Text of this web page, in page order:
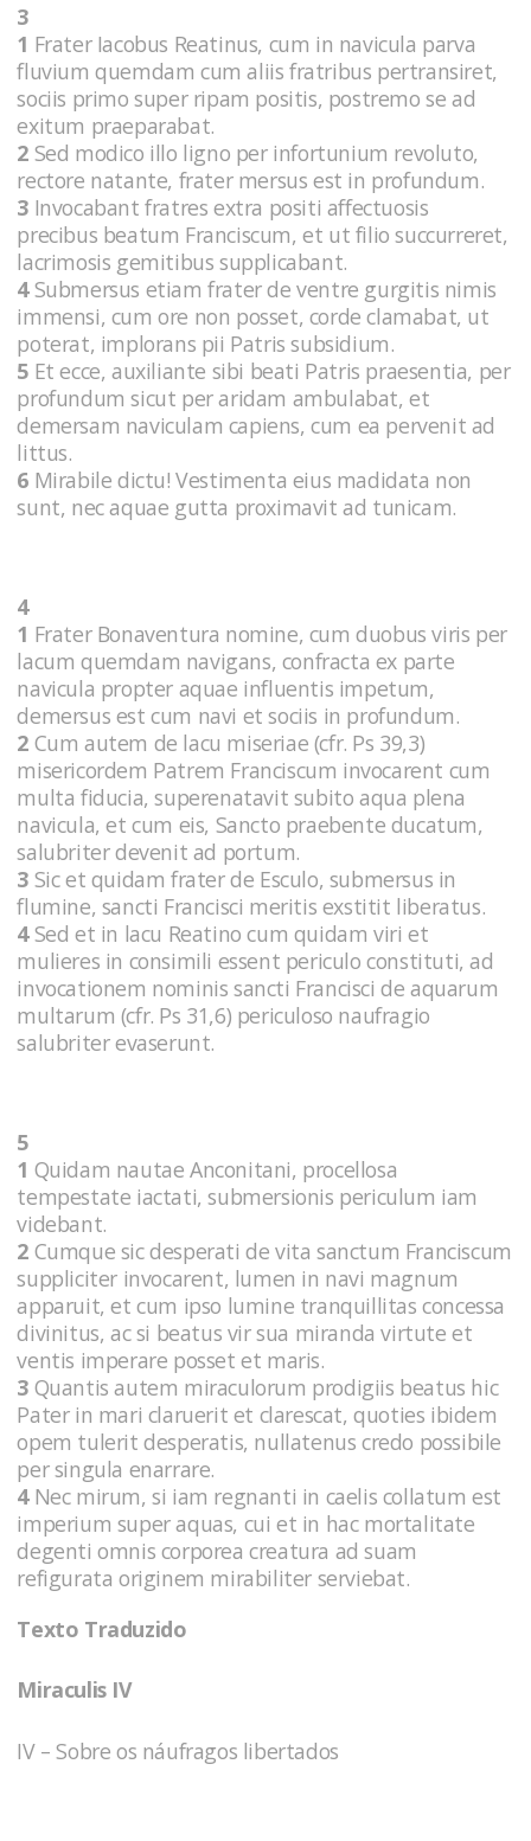
3
1 Frater Iacobus Reatinus, cum in navicula parva
fluvium quemdam cum aliis fratribus pertransiret,
sociis primo super ripam positis, postremo se ad
exitum praeparabat.
2 Sed modico illo ligno per infortunium revoluto,
rectore natante, frater mersus est in profundum.
3 Invocabant fratres extra positi affectuosis
precibus beatum Franciscum, et ut filio succurreret,
lacrimosis gemitibus supplicabant.
4Submersus etiam frater de ventre gurgitis nimis
immensi, cum ore non posset, corde clamabat, ut
poterat, implorans pii Patris subsidium.
5 Et ecce, auxiliante sibi beati Patris praesentia, per
profundum sicut per aridam ambulabat, et
demersam naviculam capiens, cum ea pervenit ad
littus.
6 Mirabile dictu! Vestimenta eius madidata non
sunt, nec aquae gutta proximavit ad tunicam.
4
1 Frater Bonaventura nomine, cum duobus viris per
lacum quemdam navigans, confracta ex parte
navicula propter aquae influentis impetum,
demersus est cum navi et sociis in profundum.
2 Cum autem de lacu miseriae (cfr. Ps 39,3)
misericordem Patrem Franciscum invocarent cum
multa fiducia, superenatavit subito aqua plena
navicula, et cum eis, Sancto praebente ducatum,
salubriter devenit ad portum.
3 Sic et quidam frater de Esculo, submersus in
flumine, sancti Francisci meritis exstitit liberatus.
4Sed et in lacu Reatino cum quidam viri et
mulieres in consimili essent periculo constituti, ad
invocationem nominis sancti Francisci de aquarum
multarum (cfr. Ps 31,6) periculoso naufragio
salubriter evaserunt.
5
1 Quidam nautae Anconitani, procellosa
tempestate iactati, submersionis periculum iam
videbant.
2 Cumque sic desperati de vita sanctum Franciscum
suppliciter invocarent, lumen in navi magnum
apparuit, et cum ipso lumine tranquillitas concessa
divinitus, ac si beatus vir sua miranda virtute et
ventis imperare posset et maris.
3 Quantis autem miraculorum prodigiis beatus hic
Pater in mari claruerit et clarescat, quoties ibidem
opem tulerit desperatis, nullatenus credo possibile
per singula enarrare.
4Nec mirum, si iam regnanti in caelis collatum est
imperium super aquas, cui et in hac mortalitate
degenti omnis corporea creatura ad suam
refigurata originem mirabiliter serviebat.
Texto Traduzido
Miraculis IV
IV – Sobre os náufragos libertados